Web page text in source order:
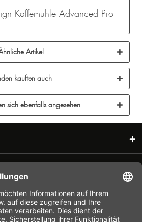
Kaffemühle Advanced Pro
Artikel
kauften auch
sich ebenfalls angesehen